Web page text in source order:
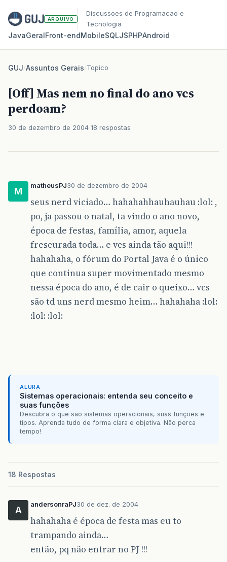
ARQUIVO
Discussoes de Programacao e
Tecnologia
JavaGeralFront‑endMobileSQLJSPHPAndroid
GUJ/Assuntos Gerais/Topico
[Off] Mas nem no final do ano vcs
perdoam?
30 de dezembro de 2004 18 respostas
M
matheusPJ30 de dezembro de 2004
seus nerd viciado… hahahahhauhauhau :lol: ,
po, ja passou o natal, ta vindo o ano novo,
época de festas, família, amor, aquela
frescurada toda… e vcs ainda tão aqui!!!
hahahaha, o fórum do Portal Java é o único
que continua super movimentado mesmo
nessa época do ano, é de cair o queixo… vcs
são td uns nerd mesmo heim… hahahaha :lol:
:lol: :lol:
ALURA
Sistemas operacionais: entenda seu conceito e
suas funções
Descubra o que são sistemas operacionais, suas funções e
tipos. Aprenda tudo de forma clara e objetiva. Não perca
tempo!
18 Respostas
A
andersonraPJ30 de dez. de 2004
hahahaha é época de festa mas eu to
trampando ainda…
então, pq não entrar no PJ !!!